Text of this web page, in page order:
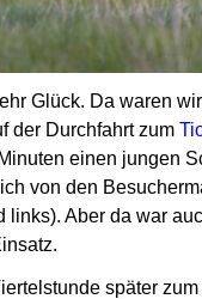
Glück. Da waren
der Durchfahrt zum
einen jungen
von den
links). Aber da war
später